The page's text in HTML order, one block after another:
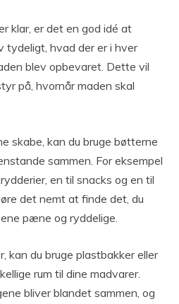
klar, er det en god idé at
tydeligt, hvad der er i hver
blev opbevaret. Dette vil
på, hvornår maden skal
skabe, kan du bruge bøtterne
sammen. For eksempel
en til snacks og en til
det nemt at finde det, du
pæne og ryddelige.
kan du bruge plastbakker eller
rum til dine madvarer.
bliver blandet sammen, og